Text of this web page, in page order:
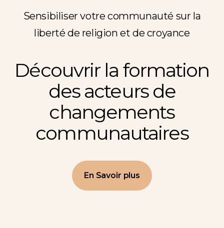
Sensibiliser votre communauté sur la
liberté de religion et de croyance
Découvrir la formation
des acteurs de
changements
communautaires
En Savoir plus